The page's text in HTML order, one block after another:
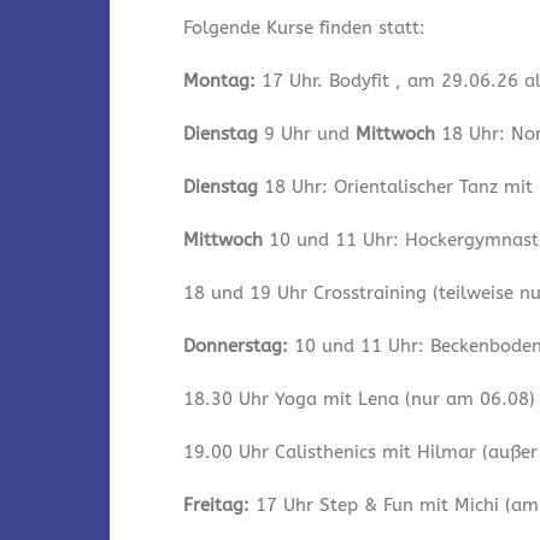
Folgende Kurse finden statt:
Montag: 17 Uhr. Bodyfit , am 29.06.26
Dienstag 9 Uhr und Mittwoch 18 Uhr:
Dienstag 18 Uhr: Orientalischer Tanz
Mittwoch 10 und 11 Uhr:
18 und 19 Uhr Crosstraining (teilweise
Donnerstag: 10 und 11 Uhr:
18.30 Uhr Yoga mit Lena (nur am 06.08)
19.00 Uhr Calisthenics mit Hilmar
Freitag: 17 Uhr Step & Fun mit Michi